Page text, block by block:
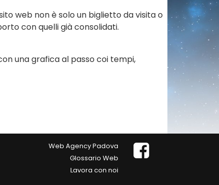
web non è solo un biglietto da visita o
con quelli già consolidati.
una grafica al passo coi tempi,
Web Agency Padova
Glossario Web
Lavora con noi